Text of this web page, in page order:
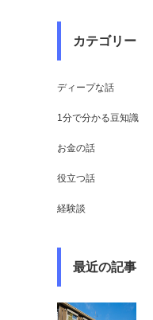
カテゴリー
ディープな話
1分で分かる豆知識
お金の話
役立つ話
経験談
最近の記事